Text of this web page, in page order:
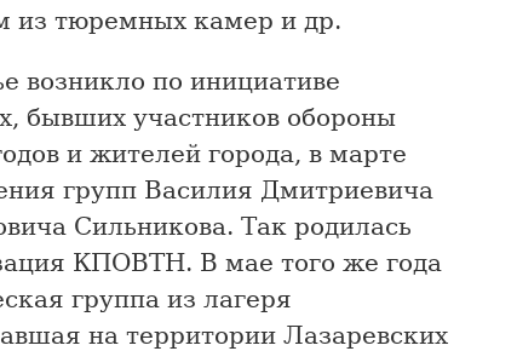
из тюремных камер и др.
возникло по инициативе
бывших участников обороны
и жителей города, в марте
групп Василия Дмитриевича
Сильникова. Так родилась
КПОВТН. В мае того же года
группа из лагеря
на территории Лазаревских